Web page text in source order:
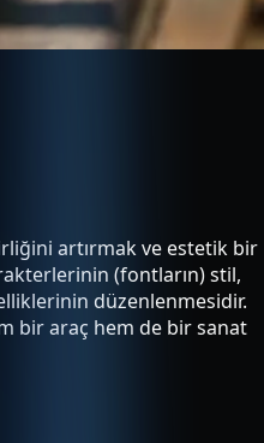
artırmak ve estetik bir
(fontların) stil,
düzenlenmesidir.
bir araç hem de bir sanat